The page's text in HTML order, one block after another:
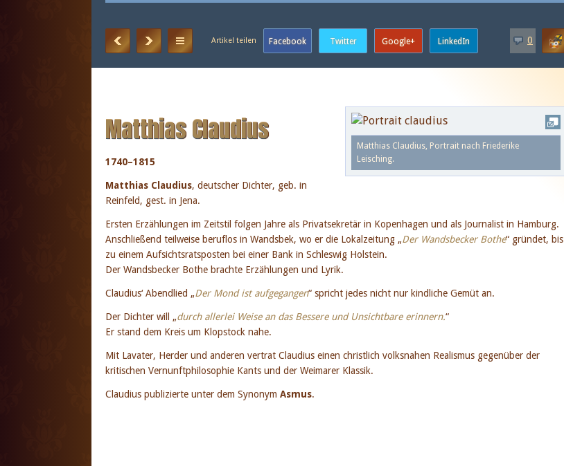
0
Matthias Claudius, Portrait nach Friederike
Leisching.
Matthias Claudius
1740–1815
Matthias Claudius, deutscher Dichter, geb. in
Reinfeld, gest. in Jena.
Ersten Erzählungen im Zeitstil folgen Jahre als Privatsekretär in Kopenhagen und als Journalist in Hamburg.
Anschließend teilweise beruflos in Wandsbek, wo er die Lokalzeitung „Der Wandsbecker Bothe“ gründet, bis
zu einem Aufsichtsratsposten bei einer Bank in Schleswig Holstein.
Der Wandsbecker Bothe brachte Erzählungen und Lyrik.
Claudius‘ Abendlied „Der Mond ist aufgegangen“ spricht jedes nicht nur kindliche Gemüt an.
Der Dichter will „durch allerlei Weise an das Bessere und Unsichtbare erinnern.“
Er stand dem Kreis um Klopstock nahe.
Mit Lavater, Herder und anderen vertrat Claudius einen christlich volksnahen Realismus gegenüber der
kritischen Vernunftphilosophie Kants und der Weimarer Klassik.
Claudius publizierte unter dem SynonymAsmus.